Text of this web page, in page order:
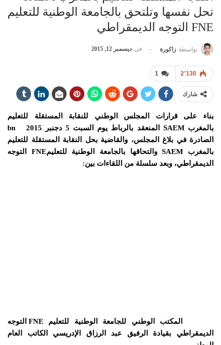
تحل نفسها وتلتحق بالجامعة الوطنية للتعليم
FNE التوجه الديمقراطي
بواسطة زاكورة في ديسمبر 12, 2015
1 2٬130
شارك
بناء على قرارات المجلس الوطني للنقابة المستقلة للتعليم
بالمغربSAEM
المنعقد بالرباط يوم السبت 5 دجنبر 2015 bn
الصادرة في بلاغ المجلس، والقاضية بحل
النقابة المستقلة للتعليم
بالمغرب SAEMوالتحاقها بالجامعة الوطنية للتعليمFNE التوجه
الديمقراطي، وبعد سلسلة من اللقاءات بين:
المكتب الوطني للجامعة الوطنية للتعليم FNE التوجه
الديمقراطي بقيادة الرفيق عبد الرزاق الإدريسي الكاتب العام